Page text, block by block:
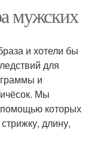
мужских
и хотели бы
для
и
Мы
которых
длину,